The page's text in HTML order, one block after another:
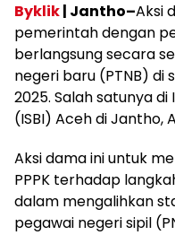
Byklik| Jantho–Aksi
pemerintah dengan
berlangsung secara
negeri baru (PTNB) di
2025. Salah satunya
(ISBI) Aceh di Jantho,
Aksi dama ini untuk
PPPK terhadap
dalam mengalihkan
pegawai negeri sipil